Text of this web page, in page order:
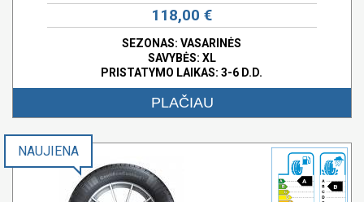
118,00 €
SEZONAS: VASARINĖS
SAVYBĖS: XL
PRISTATYMO LAIKAS: 3-6 D.D.
PLAČIAU
A
B
NAUJIENA